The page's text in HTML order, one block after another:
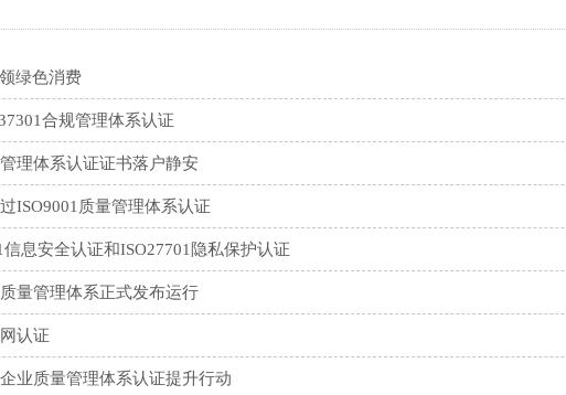
绿色消费
合规管理体系认证
理体系认证证书落户静安
ISO9001质量管理体系认证
息安全认证和ISO27701隐私保护认证
量管理体系正式发布运行
认证
业质量管理体系认证提升行动